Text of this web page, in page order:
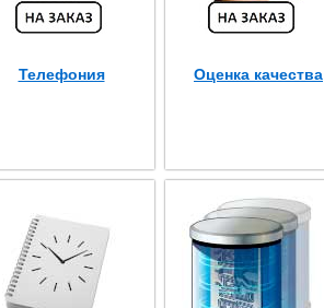
Телефония Оценка качества